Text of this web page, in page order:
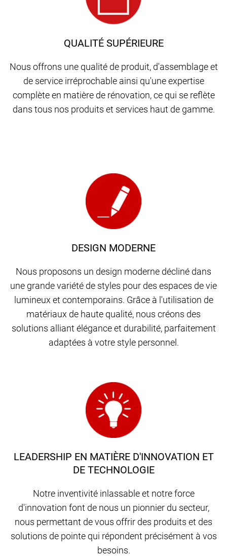
QUALITÉ SUPÉRIEURE
Nous offrons une qualité de produit, d'assemblage et
de service irréprochable ainsi qu'une expertise
complète en matière de rénovation, ce qui se reflète
dans tous nos produits et services haut de gamme.
DESIGN MODERNE
Nous proposons un design moderne décliné dans
une grande variété de styles pour des espaces de vie
lumineux et contemporains. Grâce à l'utilisation de
matériaux de haute qualité, nous créons des
solutions alliant élégance et durabilité, parfaitement
adaptées à votre style personnel.
LEADERSHIP EN MATIÈRE D'INNOVATION ET
DE TECHNOLOGIE
Notre inventivité inlassable et notre force
d'innovation font de nous un pionnier du secteur,
nous permettant de vous offrir des produits et des
solutions de pointe qui répondent précisément à vos
besoins.